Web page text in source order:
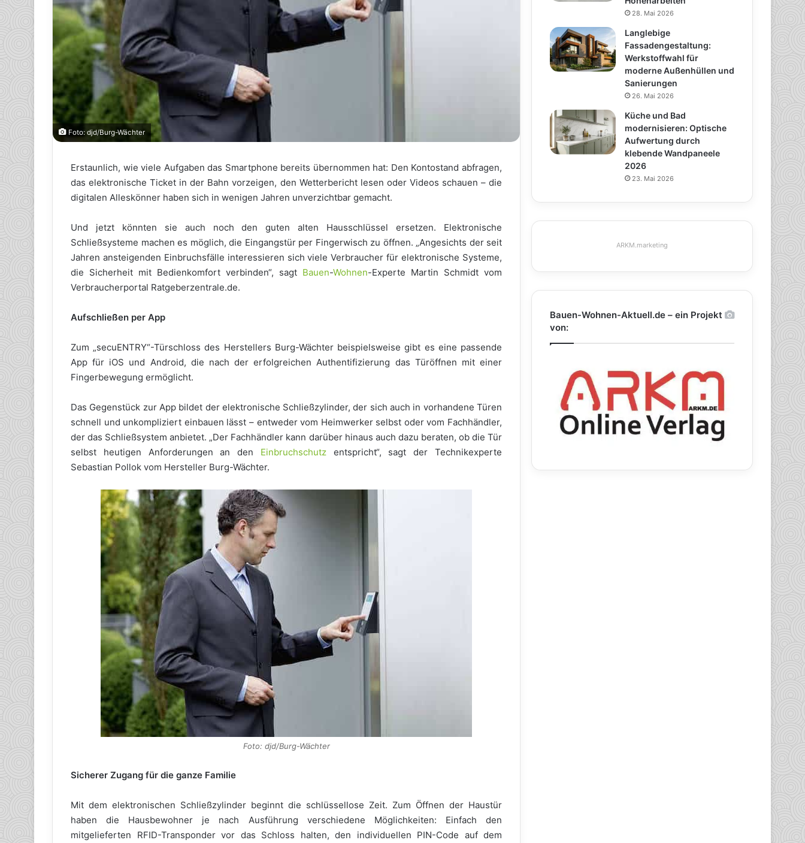
Foto: djd/Burg-Wächter
Erstaunlich, wie viele Aufgaben das Smartphone bereits übernommen hat: Den Kontostand abfragen,
das elektronische Ticket in der Bahn vorzeigen, den Wetterbericht lesen oder Videos schauen – die
digitalen Alleskönner haben sich in wenigen Jahren unverzichtbar gemacht.
Und jetzt könnten sie auch noch den guten alten Hausschlüssel ersetzen. Elektronische
Schließsysteme machen es möglich, die Eingangstür per Fingerwisch zu öffnen. „Angesichts der seit
Jahren ansteigenden Einbruchsfälle interessieren sich viele Verbraucher für elektronische Systeme,
die Sicherheit mit Bedienkomfort verbinden“, sagt Bauen-Wohnen-Experte Martin Schmidt vom
Verbraucherportal Ratgeberzentrale.de.
Aufschließen per App
Zum „secuENTRY“-Türschloss des Herstellers Burg-Wächter beispielsweise gibt es eine passende
App für iOS und Android, die nach der erfolgreichen Authentifizierung das Türöffnen mit einer
Fingerbewegung ermöglicht.
Das Gegenstück zur App bildet der elektronische Schließzylinder, der sich auch in vorhandene Türen
schnell und unkompliziert einbauen lässt – entweder vom Heimwerker selbst oder vom Fachhändler,
der das Schließsystem anbietet. „Der Fachhändler kann darüber hinaus auch dazu beraten, ob die Tür
selbst heutigen Anforderungen an den Einbruchschutzentspricht“, sagt der Technikexperte
Sebastian Pollok vom Hersteller Burg-Wächter.
Foto: djd/Burg-Wächter
Sicherer Zugang für die ganze Familie
Mit dem elektronischen Schließzylinder beginnt die schlüssellose Zeit. Zum Öffnen der Haustür
haben die Hausbewohner je nach Ausführung verschiedene Möglichkeiten: Einfach den
mitgelieferten RFID-Transponder vor das Schloss halten, den individuellen PIN-Code auf dem
28. Mai 2026
Langlebige
Fassadengestaltung:
Werkstoffwahl für
moderne Außenhüllen und
Sanierungen
26. Mai 2026
Küche und Bad
modernisieren: Optische
Aufwertung durch
klebende Wandpaneele
2026
23. Mai 2026
ARKM.marketing
Bauen-Wohnen-Aktuell.de – ein Projekt
von: